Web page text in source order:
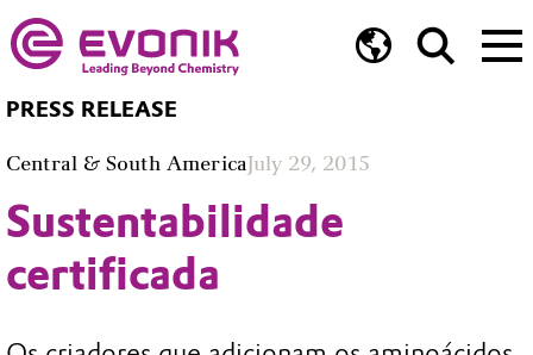
PRESS RELEASE
Central & South AmericaJuly 29, 2015
Sustentabilidade
certificada